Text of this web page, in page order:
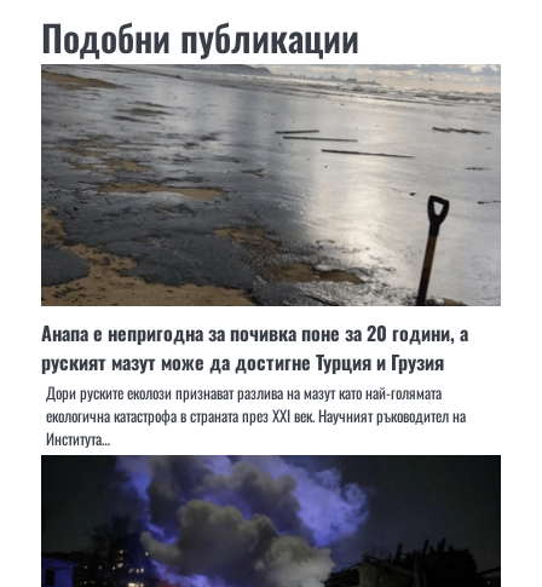
Подобни публикации
Анапа е непригодна за почивка поне за 20 години, а
руският мазут може да достигне Турция и Грузия
Дори руските еколози признават разлива на мазут като най-голямата
екологична катастрофа в страната през XXI век. Научният ръководител на
Института…